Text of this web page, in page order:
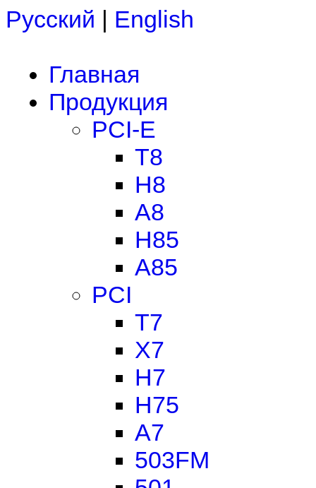
Русский | English
Главная
Продукция
PCI-E
T8
H8
A8
H85
A85
PCI
T7
X7
H7
H75
A7
503FM